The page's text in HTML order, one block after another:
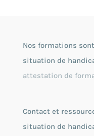
Nos formations
situation de
attestation de
Contact et
situation de